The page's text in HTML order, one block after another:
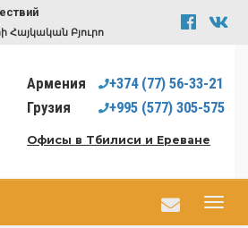
Հայկական Բյուրո
Армения +374 (77) 56-33-21
Грузия
+995 (577) 305-575
Офисы в Тбилиси и Ереване